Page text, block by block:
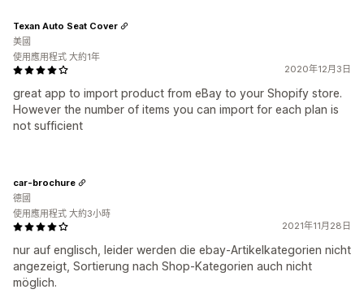
2020年12月3日
great app to import product from eBay to your Shopify store.
However the number of items you can import for each plan is
not sufficient
Texan Auto Seat Cover
美國
使用應用程式 大約1年
2021年11月28日
nur auf englisch, leider werden die ebay-Artikelkategorien nicht
angezeigt, Sortierung nach Shop-Kategorien auch nicht
möglich.
car-brochure
德國
使用應用程式 大約3小時